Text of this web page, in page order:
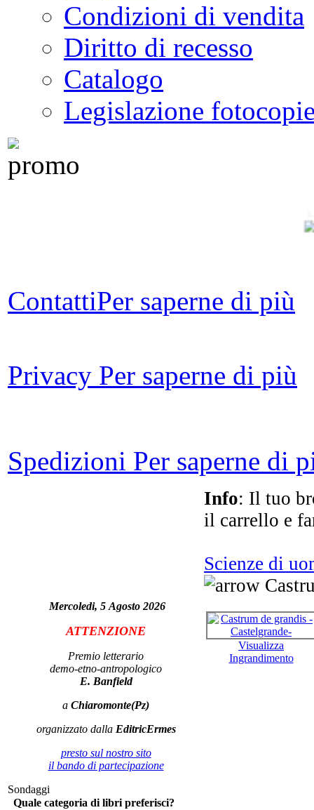
Condizioni di vendita
Diritto di recesso
Catalogo
Legislazione
ContattiPer saperne di più
Privacy Per saperne di più
Spedizioni Per saperne di
Mercoledi, 5 Agosto 2026
ATTENZIONE
Premio letterario
demo-etno-antropologico
E. Banfield
a Chiaromonte(Pz)
organizzato dalla EditricErmes
presto sul nostro sito
il bando di partecipazione
Sondaggi
Quale categoria di libri preferisci?
Info: Il tuo
il carrello e
Scienze di
Visualizza
Ingrandimento